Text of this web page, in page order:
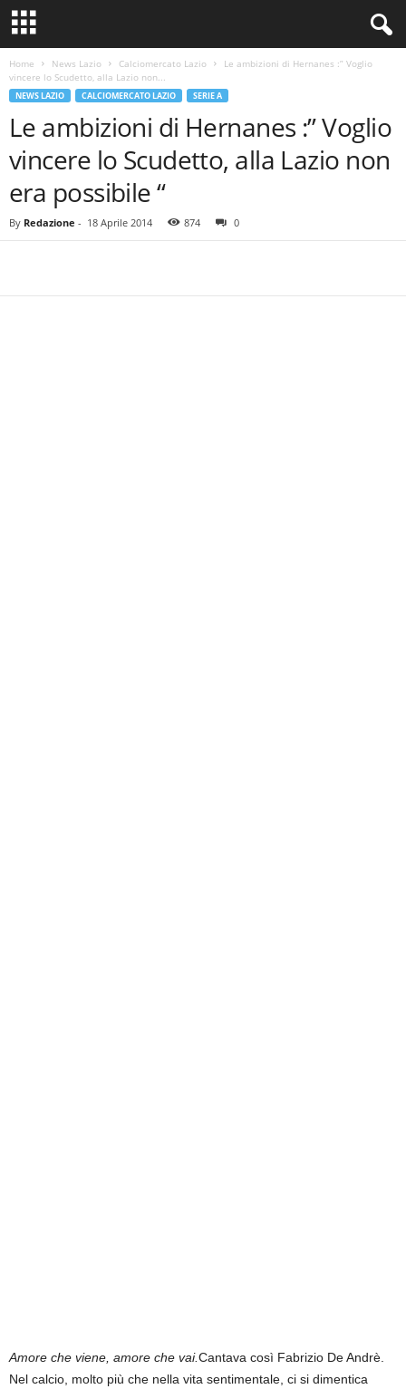
Home News Lazio Calciomercato Lazio
Le ambizioni di Hernanes :” Voglio
vincere lo Scudetto, alla Lazio non...
NEWS LAZIO CALCIOMERCATO LAZIO SERIE A
Le ambizioni di Hernanes :” Voglio
vincere lo Scudetto, alla Lazio non
era possibile “
By Redazione - 18 Aprile 2014 874 0
Amore che viene, amore che vai.Cantava così Fabrizio De Andrè.
Nel calcio, molto più che nella vita sentimentale, ci si dimentica